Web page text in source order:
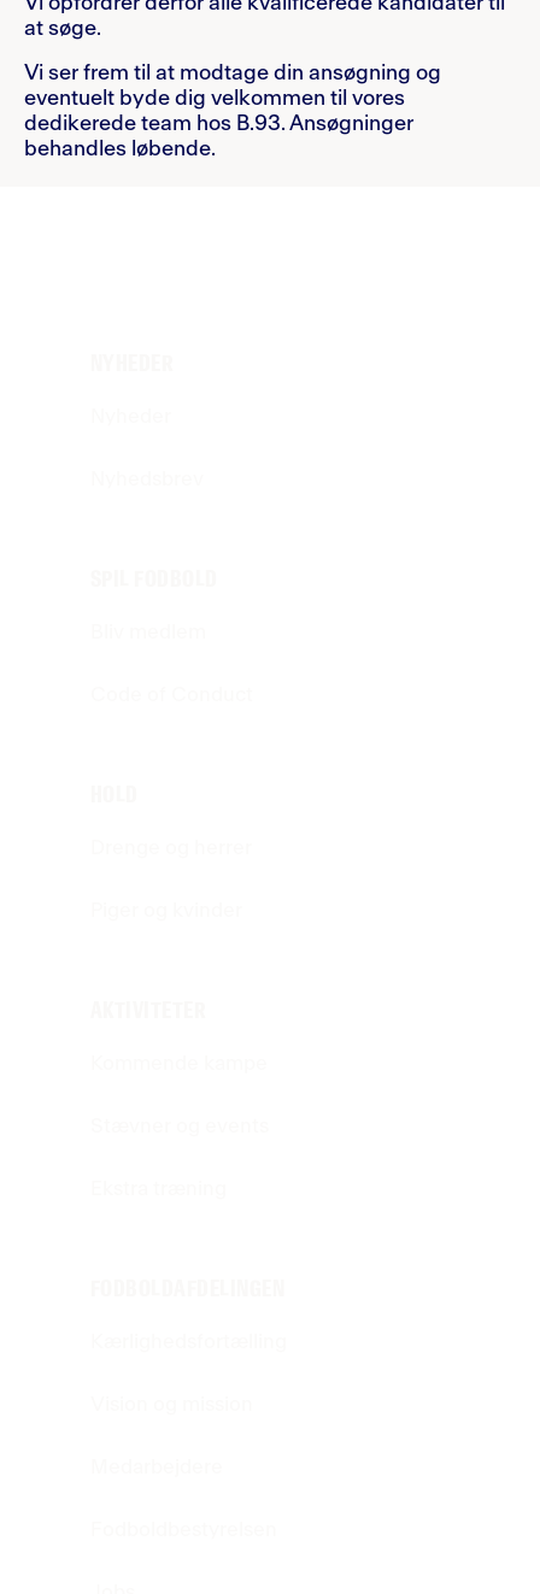
at søge.
Vi ser frem til at modtage din ansøgning og
eventuelt byde dig velkommen til vores
dedikerede team hos B.93. Ansøgninger
behandles løbende.